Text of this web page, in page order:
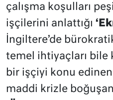
çalışma koşulları
işçilerini anlattığı
İngiltere’de
temel ihtiyaçları bile
bir işçiyi konu edinen
maddi krizle